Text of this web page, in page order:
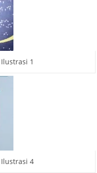
Ilustrasi 1
Ilustrasi 4